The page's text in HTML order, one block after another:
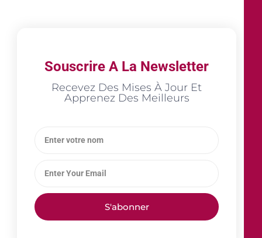
Souscrire A La Newsletter
Recevez Des Mises À Jour Et
Apprenez Des Meilleurs
S'abonner